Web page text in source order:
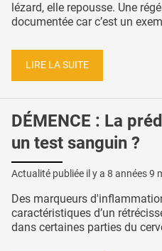
lézard, elle repousse. Une
documentée car c’est un
LIRE LA SUITE
DÉMENCE : La
un test sanguin ?
Actualité publiée il y a 8 années 9
Des marqueurs
caractéristiques d’un
dans certaines parties du